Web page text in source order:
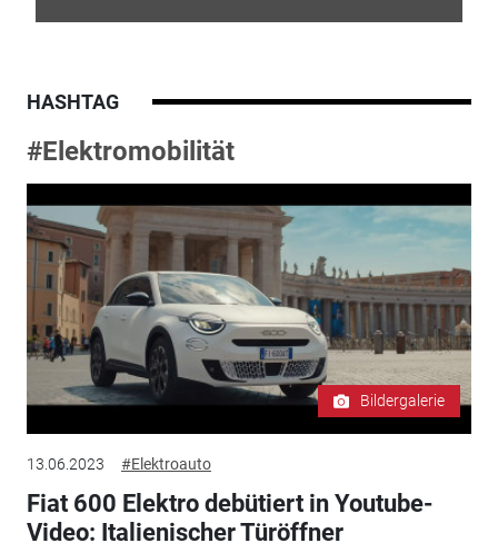
HASHTAG
#Elektromobilität
Bildergalerie
13.06.2023 #Elektroauto
Fiat 600 Elektro debütiert in Youtube-
Video: Italienischer Türöffner